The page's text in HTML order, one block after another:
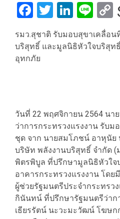
Facebook
Twitter
รมว.สุชาติ รับมอบสุขาเคลื่อ
บริสุทธิ์ และมูลนิธิหัวใจบริสุท
อุทกภัย
วันที่ 22 พฤศจิกายน 2564 น
ว่าการกระทรวงแรงงาน รับ
ชุด จาก นายสมโภชน์ อาหุนัย
บริษัท พลังงานบริสุทธิ์ จำกัด
พิตรพิบูล ที่ปรึกษามูลนิธิหัวใจ
อาคารกระทรวงแรงงาน โด
ผู้ช่วยรัฐมนตรีประจำกระทรว
กินันทน์ ที่ปรึกษารัฐมนตรีว่าก
เธียรรัตน์ นะวะมะวัฒน์ โฆษก